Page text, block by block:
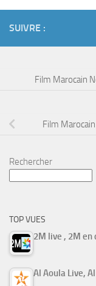
SUIVRE :
Rechercher
TOP VUES
2M live , 2M en
Al Aoula Live,